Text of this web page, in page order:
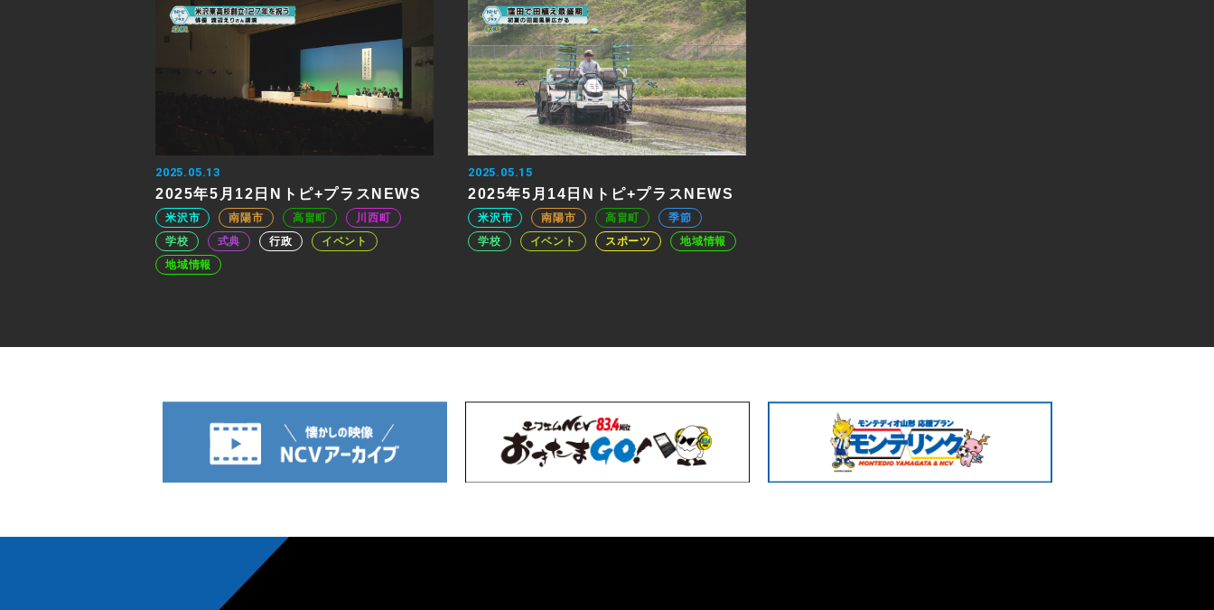
2025.05.13
2025年5月12日Nトピ+プラスNEWS
米沢市 南陽市 高畠町
川西町
学校
式典 行政
イベント
地域情報
2025.05.15
2025年5月14日Nトピ+プラスNEWS
米沢市 南陽市 高畠町
季節
学校
イベント スポーツ 地域情報